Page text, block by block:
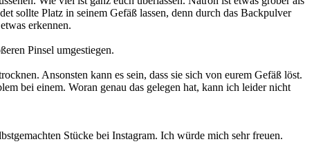
sollte Platz in seinem Gefäß lassen, denn durch das Backpulver
erkennen.
Pinsel umgestiegen.
Ansonsten kann es sein, dass sie sich von eurem Gefäß löst.
bei einem. Woran genau das gelegen hat, kann ich leider nicht
Stücke bei Instagram. Ich würde mich sehr freuen.